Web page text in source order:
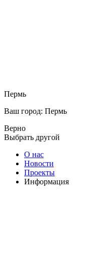
Пермь
Ваш город: Пермь
Верно
Выбрать другой
О нас
Новости
Проекты
Информация